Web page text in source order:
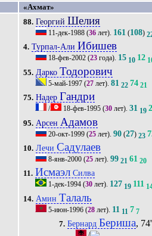
«Ахмат»
88. Георгий Шелия
11-дек-1988 (36 лет). 161 (108)
4. Турпал-АлиИбишев
18-фев-2002 (23 года). 15 10 12
55. ДаркоТодорович
5-май-1997 (27 лет).81 22 74 21
75. Надер Гандри
/ 18-фев-1995 (30 лет).31 19
95. Арсен Адамов
20-окт-1999 (25 лет).90 (27) 23
10. ЛечиСадулаев
8-янв-2000 (25 лет).99 21 61 20
11. Исмаэл Силва
1-дек-1994 (30 лет). 127 19 111
14. АминТалаль
5-июн-1996 (28 лет). 11 11 7 7
7. Бернард Бериша, 74'